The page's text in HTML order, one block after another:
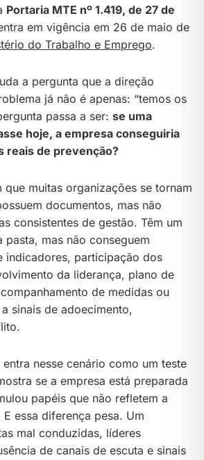
Portaria MTE nº 1.419, de 27 de
em vigência em 26 de maio de
do Trabalho e Emprego.
a pergunta que a direção
já não é apenas: “temos os
passa a ser: se uma
hoje, a empresa conseguiria
reais de prevenção?
que muitas organizações se tornam
documentos, mas não
consistentes de gestão. Têm um
pasta, mas não conseguem
indicadores, participação dos
da liderança, plano de
de medidas ou
sinais de adoecimento,
nesse cenário como um teste
se a empresa está preparada
papéis que não refletem a
essa diferença pesa. Um
mal conduzidas, líderes
de canais de escuta e sinais